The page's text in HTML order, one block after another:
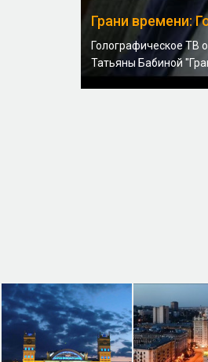
Грани времени:
Голографическое ТВ
Татьяны Бабиной